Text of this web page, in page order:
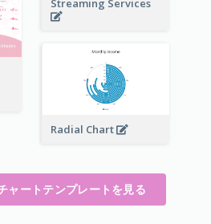
Radial Chart
ャートテンプレートを見る